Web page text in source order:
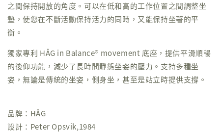
之間保持開放的角度。可以在低和高的工作位置之間調整坐
墊，使您在不斷活動保持活力的同時，又能保持坐著的平
衡。
獨家專利 HÅG in Balance® movement 底座，提供平滑順暢
的後仰功能，減少了長時間靜態坐姿的壓力。支持多種坐
姿，無論是傳統的坐姿，側身坐，甚至是站立時提供支撐。
品牌：HÅG
設計：Peter Opsvik,1984